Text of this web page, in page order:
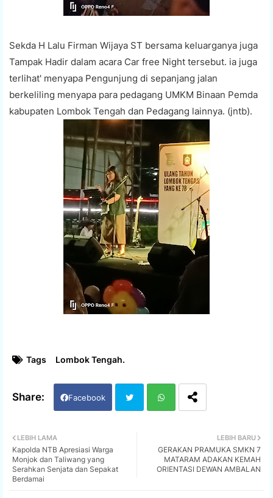
Sekda H Lalu Firman Wijaya ST bersama keluarganya juga
Tampak Hadir dalam acara Car free Night tersebut. ia juga
terlihat' menyapa Pengunjung di sepanjang jalan
berkeliling menyapa para pedagang UMKM Binaan Pemda
kabupaten Lombok Tengah dan Pedagang lainnya. (jntb).
Tags Lombok Tengah.
Facebook
ats
LEBIH BARU
GERAKAN PRAMUKA SMKN 7
MATARAM ADAKAN KEMAH
ORIENTASI DEWAN AMBALAN
LEBIH LAMA
Kapolda NTB Apresiasi Warga
Monjok dan Taliwang yang
Serahkan Senjata dan Sepakat
Berdamai